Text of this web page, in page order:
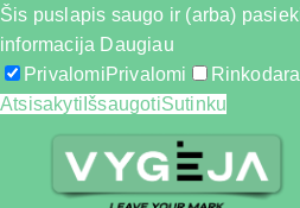
Šis puslapis saugo ir (arba)
informacija Daugiau
PrivalomiPrivalomi Rinkodara
Atsisakyti IšsaugotiSutinku